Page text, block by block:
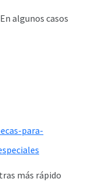
En algunos casos
para-
más rápido